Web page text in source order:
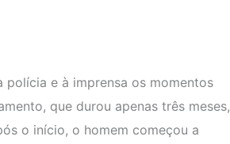
e à imprensa os momentos
que durou apenas três meses,
o início, o homem começou a